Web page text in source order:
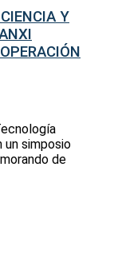
Y
un simposio
de